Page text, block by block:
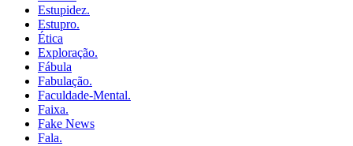
Estupidez.
Estupro.
Ética
Exploração.
Fábula
Fabulação.
Faculdade-Mental.
Faixa.
Fake News
Fala.